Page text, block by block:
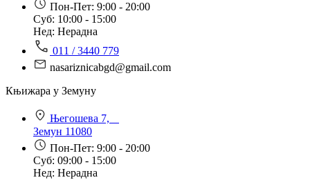
Пон-Пет: 9:00 - 20:00
Суб: 10:00 - 15:00
Нед: Нерадна
011 / 3440 779
nasariznicabgd@gmail.com
Књижара у Земуну
Његошева 7,
Земун 11080
Пон-Пет: 9:00 - 20:00
Суб: 09:00 - 15:00
Нед: Нерадна